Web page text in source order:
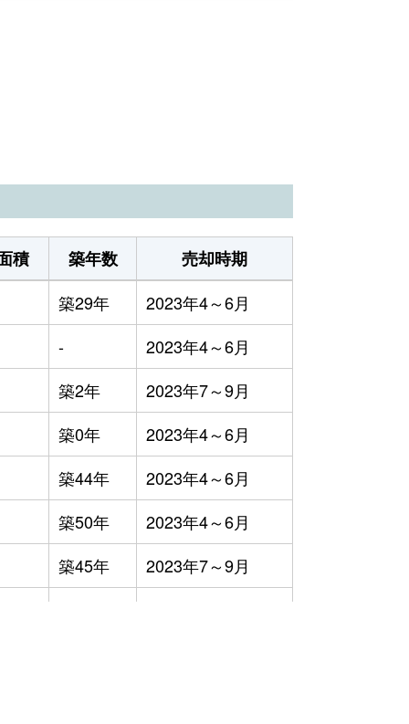
積 築年数
売却時期
築29年
2023年4～6月
-
2023年4～6月
築2年
2023年7～9月
築0年
2023年4～6月
築44年
2023年4～6月
築50年
2023年4～6月
築45年
2023年7～9月